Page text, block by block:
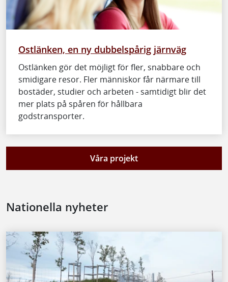
Ostlänken, en ny dubbelspårig järnväg
Ostlänken gör det möjligt för fler, snabbare och
smidigare resor. Fler människor får närmare till
bostäder, studier och arbeten - samtidigt blir det
mer plats på spåren för hållbara
godstransporter.
Våra projekt
Nationella nyheter